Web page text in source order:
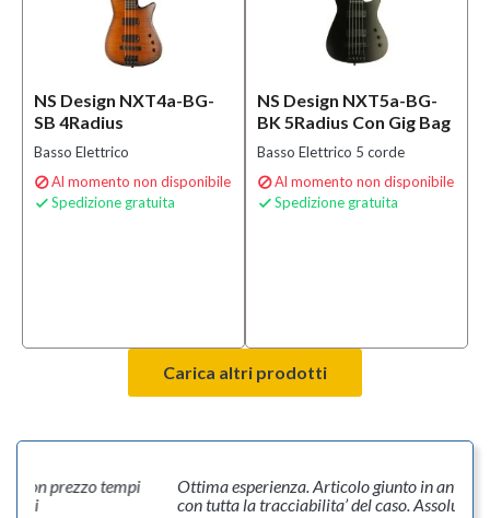
NS Design NXT4a-BG-
SB 4Radius
Basso Elettrico
Al momento non disponibile
 Spedizione gratuita
NS Design NXT5a-BG-
BK 5Radius Con Gig Bag
Basso Elettrico 5 corde
Al momento non disponibile
 Spedizione gratuita
Carica altri prodotti
prezzo tempi
Ottima esperienza. Articolo giunto in anticipo
con tutta la tracciabilita’ del caso.